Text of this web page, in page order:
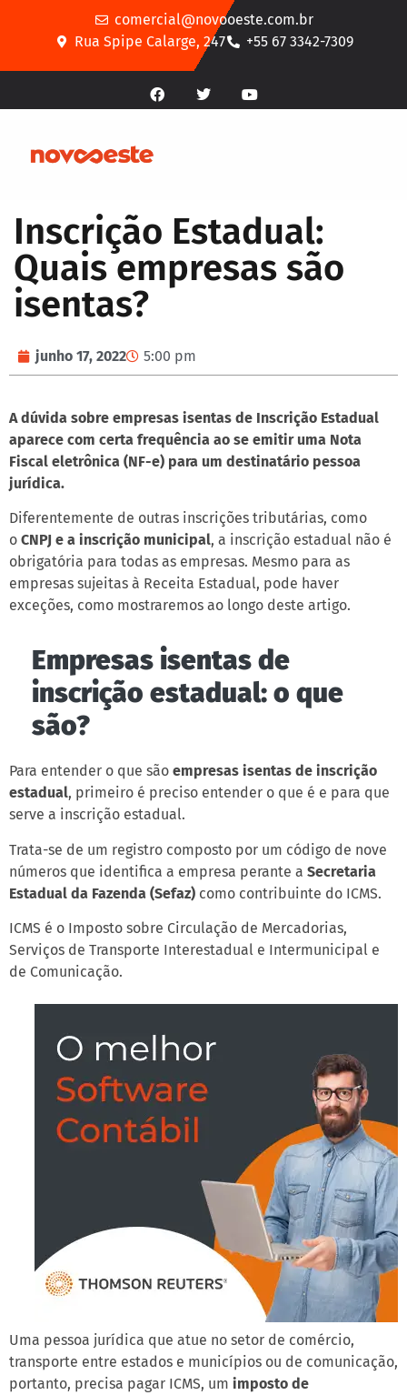
comercial@novooeste.com.br
Rua Spipe Calarge, 247
+55 67 3342-7309
Inscrição Estadual:
Quais empresas são
isentas?
junho 17, 2022 5:00 pm
A dúvida sobre empresas isentas de Inscrição Estadual
aparece com certa frequência ao se emitir uma Nota
Fiscal eletrônica (NF-e) para um destinatário pessoa
jurídica.
Diferentemente de outras inscrições tributárias, como
o CNPJ e a inscrição municipal, a inscrição estadual não é
obrigatória para todas as empresas. Mesmo para as
empresas sujeitas à Receita Estadual, pode haver
exceções, como mostraremos ao longo deste artigo.
Empresas isentas de
inscrição estadual: o que
são?
Para entender o que são empresas isentas de inscrição
estadual, primeiro é preciso entender o que é e para que
serve a inscrição estadual.
Trata-se de um registro composto por um código de nove
números que identifica a empresa perante a Secretaria
Estadual da Fazenda (Sefaz) como contribuinte do ICMS.
ICMS é o Imposto sobre Circulação de Mercadorias,
Serviços de Transporte Interestadual e Intermunicipal e
de Comunicação.
Uma pessoa jurídica que atue no setor de comércio,
transporte entre estados e municípios ou de comunicação,
portanto, precisa pagar ICMS, um imposto de